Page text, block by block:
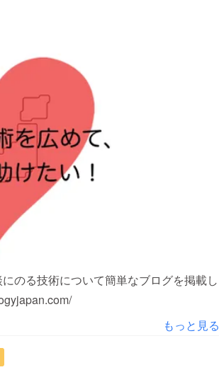
のる技術について簡単なブログを掲載し
もっと見る